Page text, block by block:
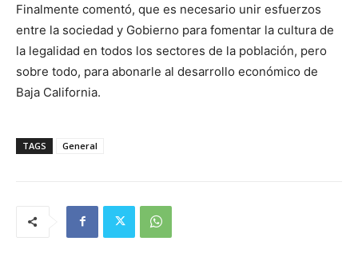
Finalmente comentó, que es necesario unir esfuerzos
entre la sociedad y Gobierno para fomentar la cultura de
la legalidad en todos los sectores de la población, pero
sobre todo, para abonarle al desarrollo económico de
Baja California.
TAGS General